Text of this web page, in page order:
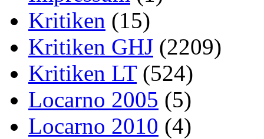
Kritiken (15)
Kritiken GHJ (2209)
Kritiken LT(524)
Locarno 2005 (5)
Locarno 2010 (4)